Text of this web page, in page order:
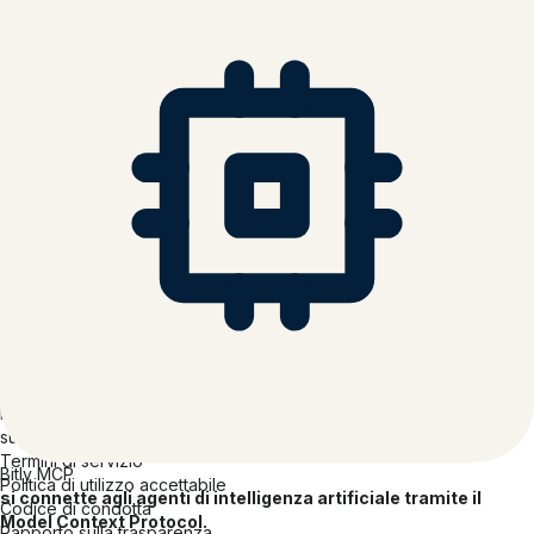
Bitly MCP
si connette agli agenti di intelligenza artificiale tramite il
Model Context Protocol.
Informazioni su Bitly
Inclusione in Bitly
Informativa sulla privacy Informativa
sui cookie
Termini di servizio
Politica di utilizzo accettabile
Codice di condotta